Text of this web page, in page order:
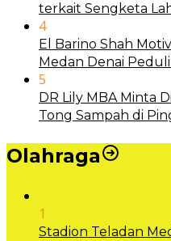
terkait Sengketa
4
El Barino Shah
Medan Denai
5
DR Lily MBA Minta
Tong Sampah di
Olahraga
1
Stadion Teladan